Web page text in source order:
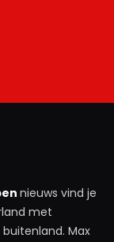
nieuws vind je
met
Max